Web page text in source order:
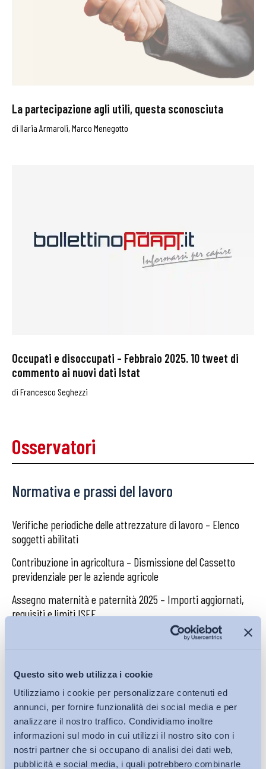
Questo sito web utilizza i cookie
Utilizziamo i cookie per personalizzare contenuti ed
annunci, per fornire funzionalità dei social media e per
analizzare il nostro traffico. Condividiamo inoltre
informazioni sul modo in cui utilizzi il nostro sito con i
nostri partner che si occupano di analisi dei dati web,
pubblicità e social media, i quali potrebbero combinarle
La partecipazione agli utili, questa sconosciuta
di Ilaria Armaroli, Marco Menegotto
Occupati e disoccupati – Febbraio 2025. 10 tweet di
commento ai nuovi dati Istat
di Francesco Seghezzi
Osservatori
Normativa e prassi del lavoro
Verifiche periodiche delle attrezzature di lavoro – Elenco
soggetti abilitati
Contribuzione in agricoltura – Dismissione del Cassetto
previdenziale per le aziende agricole
Assegno maternità e paternità 2025 – Importi aggiornati,
requisiti e limiti ISEE
Cessione del quinto delle pensioni – Aggiornamento tassi
Nuova classificazione delle attività economiche – Codice
ATECO 2025
Collegato Lavoro – Prime indicazioni operative
Transizioni occupazionali e mercato del
lavoro